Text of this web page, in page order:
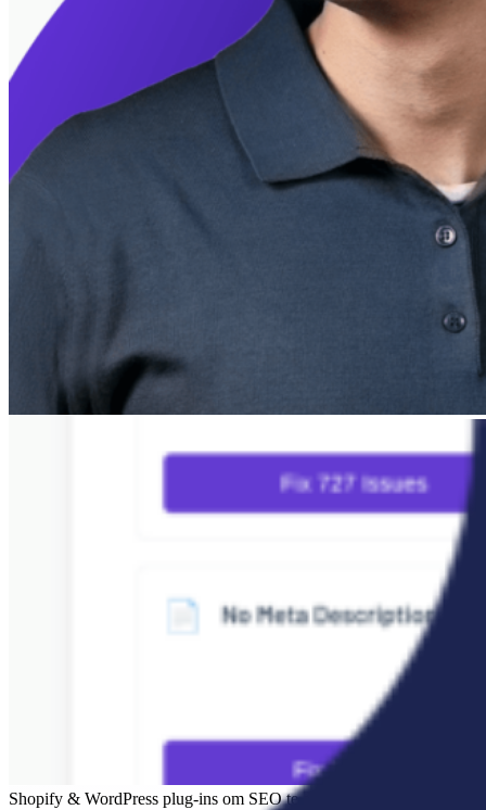
Shopify & WordPress plug-ins om SEO te automatiseren